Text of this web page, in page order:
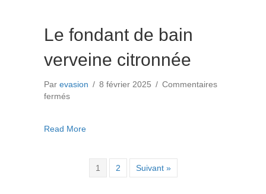
Le fondant de bain
verveine citronnée
Par evasion / 8 février 2025 / Commentaires
ferméssur
de
citronnée
Read Moreabout Le fondant de bain verveine citronnée
1 2 Suivant »